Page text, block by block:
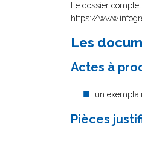
Le dossier
https://
Les
Actes à
un
Pièces